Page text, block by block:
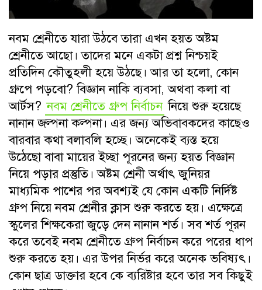
নবম শ্রেনীতে যারা উঠবে তারা এখন হয়ত অষ্টম
শ্রেনীতে আছো। তাদের মনে একটা প্রশ্ন নিশ্চয়ই
প্রতিদিন কৌতুহলী হয়ে উঠছে। আর তা হলো, কোন
গ্রুপে পড়বো? বিজ্ঞান নাকি ব্যবসা, অথবা কলা বা
আর্টস? নবম শ্রেনীতে গ্রুপ নির্বাচন নিয়ে শুরু হয়েছে
নানান জল্পনা কল্পনা। এর জন্য অভিবাবকদের কাছেও
বারবার কথা বলাবলি হচ্ছে। অনেকেই ব্যস্ত হয়ে
উঠেছো বাবা মায়ের ইচ্ছা পূরনের জন্য হয়ত বিজ্ঞান
নিয়ে পড়ার প্রস্তুতি। অষ্টম শ্রেনী অর্থাৎ জুনিয়র
মাধ্যমিক পাশের পর অবশ্যই যে কোন একটি নির্দিষ্ট
গ্রুপ নিয়ে নবম শ্রেনীর ক্লাস শুরু করতে হয়। এক্ষেত্রে
স্কুলের শিক্ষকেরা জুড়ে দেন নানান শর্ত। সব শর্ত পূরন
করে তবেই নবম শ্রেনীতে গ্রুপ নির্বাচন করে পরের ধাপ
শুরু করতে হয়। এর উপর নির্ভর করে অনেক ভবিষ্যৎ।
কোন ছাত্র ডাক্তার হবে কে ব্যরিষ্টার হবে তার সব কিছুই